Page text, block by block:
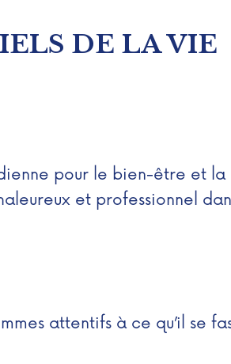
DE LA VIE
pour le bien-être et
et professionnel
attentifs à ce qu’il se